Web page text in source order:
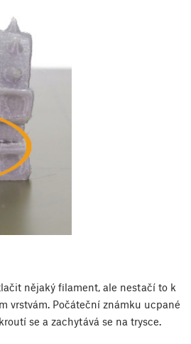
nějaký filament, ale nestačí to k
vrstvám. Počáteční známku ucpané
se a zachytává se na trysce.